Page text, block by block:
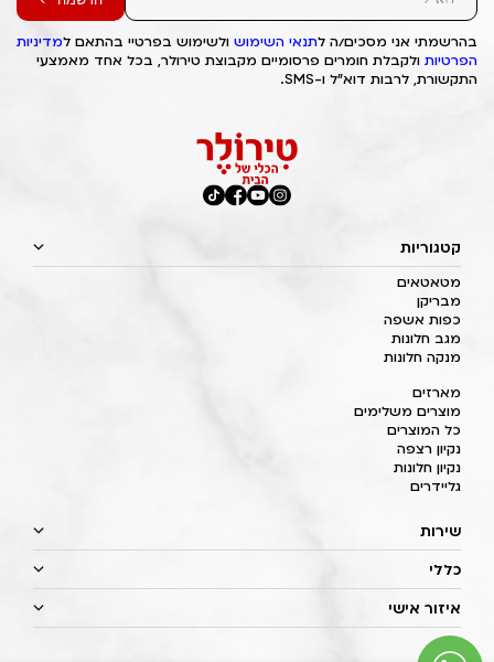
בהרשמתי אני מסכים/ה לתנאי השימוש ולשימוש בפרטיי בהתאם למדיניות
הפרטיות ולקבלת חומרים פרסומיים מקבוצת טירולר, בכל אחד מאמצעי
התקשורת, לרבות דוא"ל ו-SMS.
קטגוריות
מטאטאים
מבריקן
כפות אשפה
מגב חלונות
מנקה חלונות
מארזים
מוצרים משלימים
כל המוצרים
נקיון רצפה
נקיון חלונות
גליידרים
שירות
כללי
איזור אישי